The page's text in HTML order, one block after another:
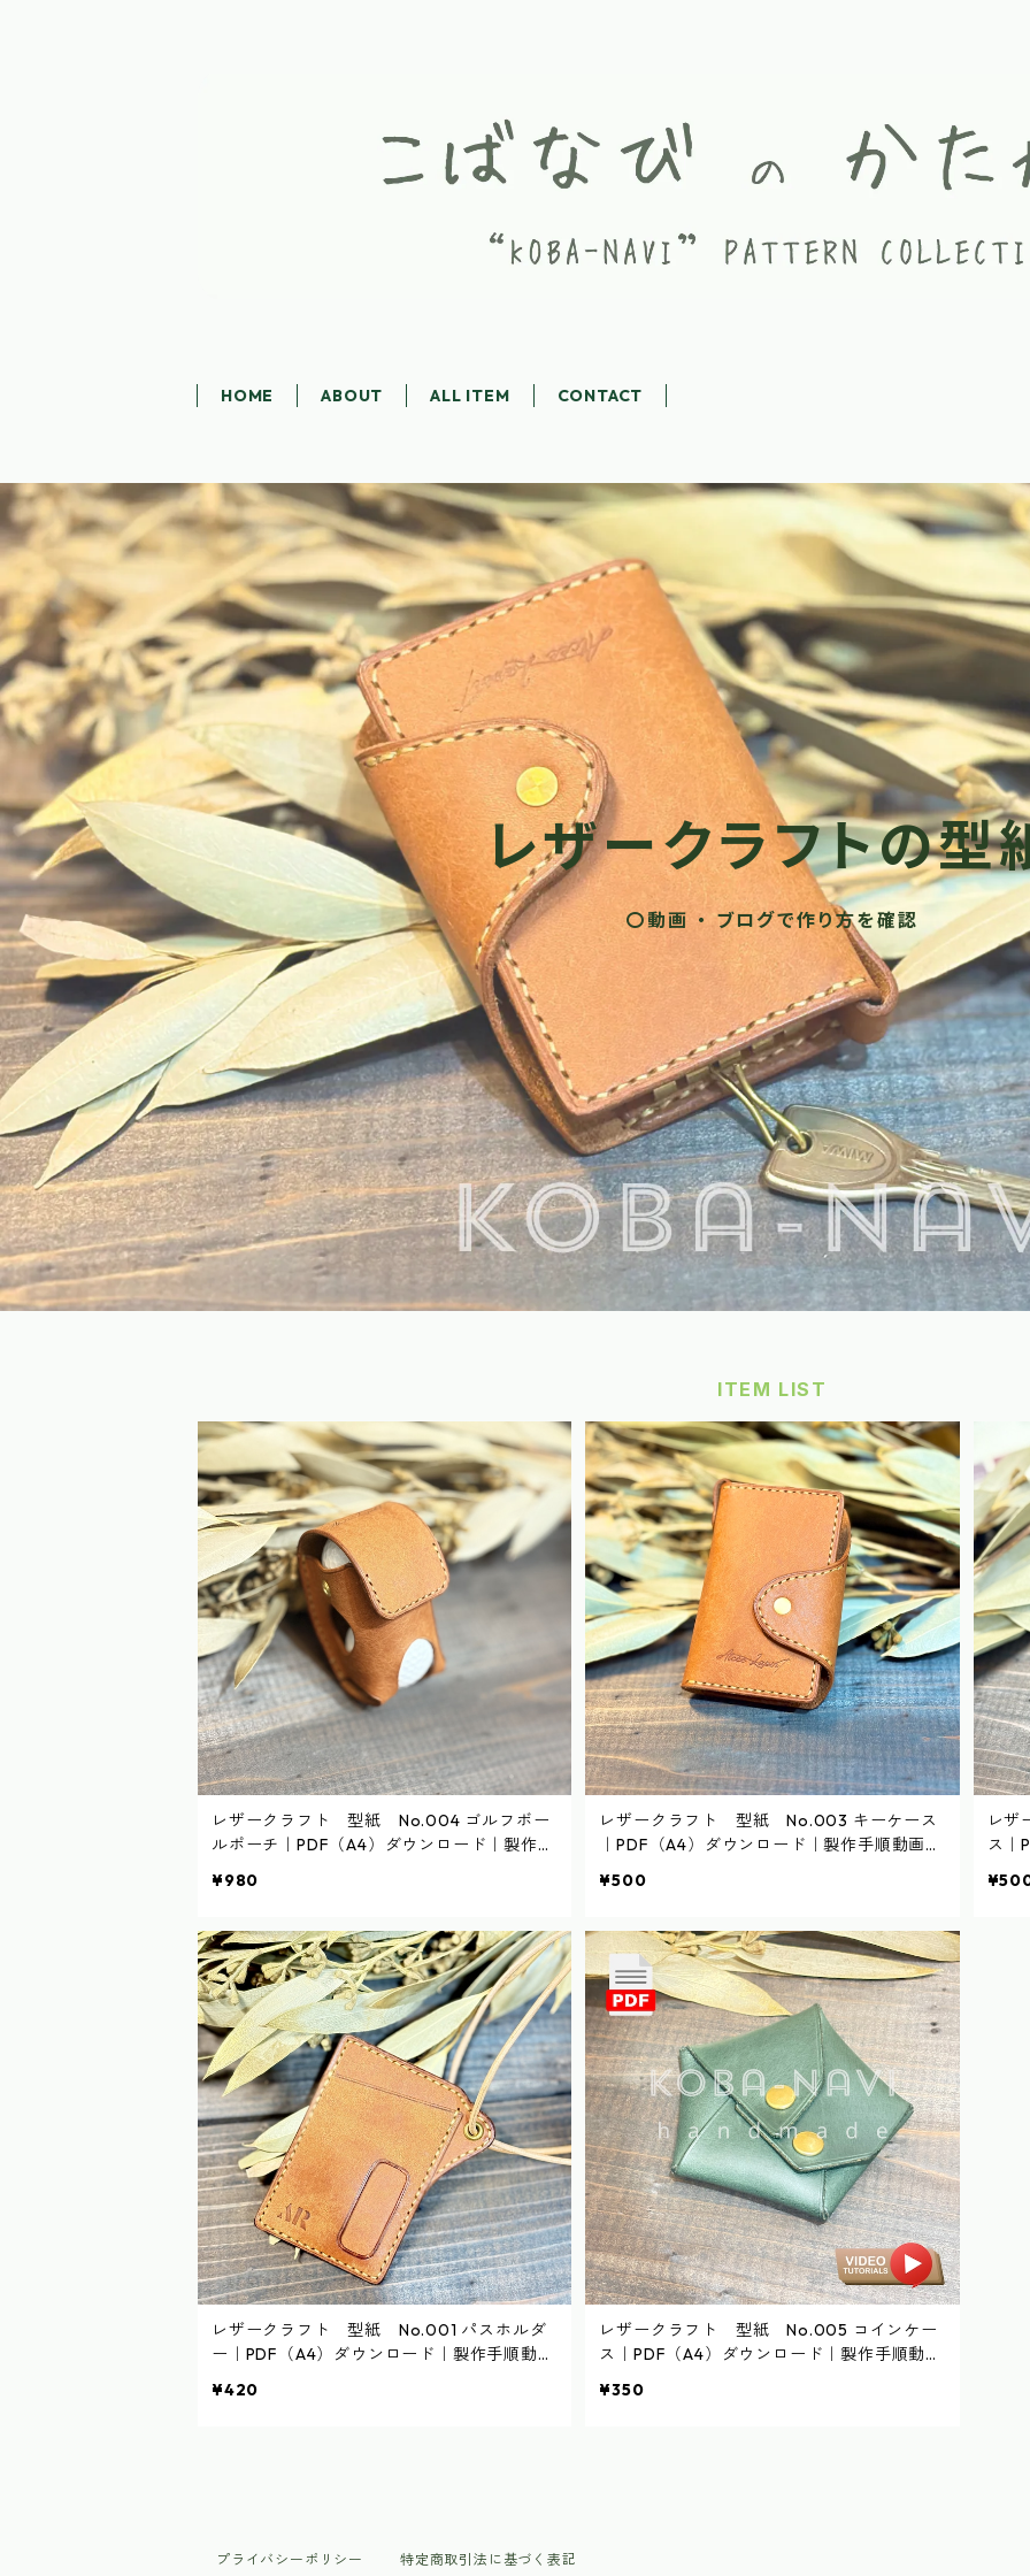
HOME ABOUT ALL ITEM CONTACT
レザークラフトの型
〇動画 ・ ブログで作り方を確認
ITEM LIST
レザークラフト 型紙 No.004 ゴルフボー
ルポーチ｜PDF（A4）ダウンロード｜製作手
¥980
レザークラフト 型紙 No.003 キーケース
｜PDF（A4）ダウンロード｜製作手順動画あ
¥500
レ
ス｜
レザークラフト 型紙 No.001 パスホルダ
ー｜PDF（A4）ダウンロード｜製作手順動画
¥420
レザークラフト 型紙 No.005 コインケー
ス｜PDF（A4）ダウンロード｜製作手順動画
¥350
プライバシーポリシー 特定商取引法に基づく表記